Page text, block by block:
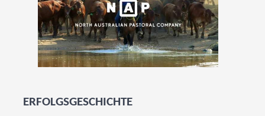
ERFOLGSGESCHICHTE